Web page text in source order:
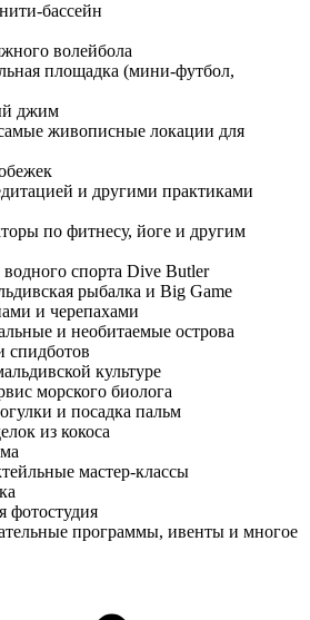
бассейн
волейбола
площадка (мини-футбол,
джим
живописные локации для
и другими практиками
по фитнесу, йоге и другим
спорта Dive Butler
рыбалка и Big Game
и черепахами
и необитаемые острова
спидботов
культуре
морского биолога
и посадка пальм
из кокоса
мастер-классы
фотостудия
программы, ивенты и многое